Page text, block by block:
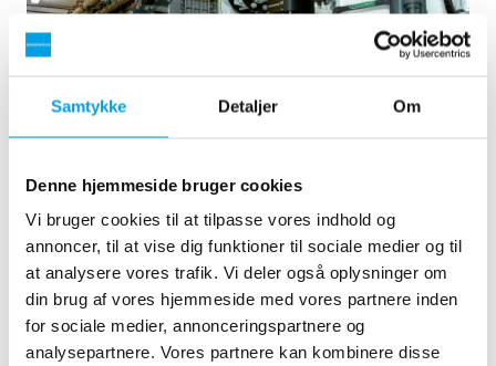
Samtykke Detaljer Om
Denne hjemmeside bruger cookies
Vi bruger cookies til at tilpasse vores indhold og
annoncer, til at vise dig funktioner til sociale medier og til
at analysere vores trafik. Vi deler også oplysninger om
din brug af vores hjemmeside med vores partnere inden
for sociale medier, annonceringspartnere og
analysepartnere. Vores partnere kan kombinere disse
x 40’ containere
Kunden ønskede at opgradere det eksisterende
vandbehandlingsanlæg, men havde ikke mere ledig plads
tilgængelig og ønskede, at minimere installationsarbejdet på
brugsstedet så meget som muligt. Det blev derfor besluttet
at bestille et vandbehandlingsanlæg indbygget i seks 40 '